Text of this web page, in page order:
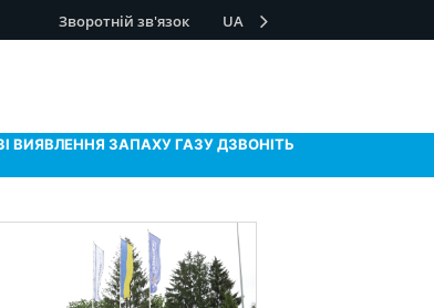
Зворотній зв'язок UA
ВИЯВЛЕННЯ ЗАПАХУ ГАЗУ ДЗВОНІТЬ